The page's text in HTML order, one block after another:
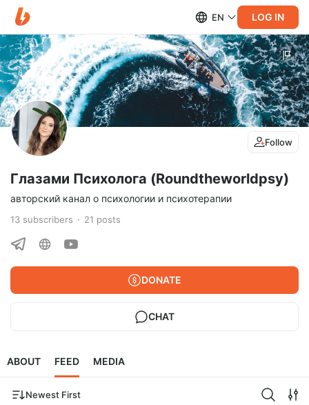
EN LOG IN
Follow
Глазами Психолога (Roundtheworldpsy)
авторский канал о психологии и психотерапии
13 subscribers 21 posts
DONATE
CHAT
ABOUT FEED MEDIA
Newest First